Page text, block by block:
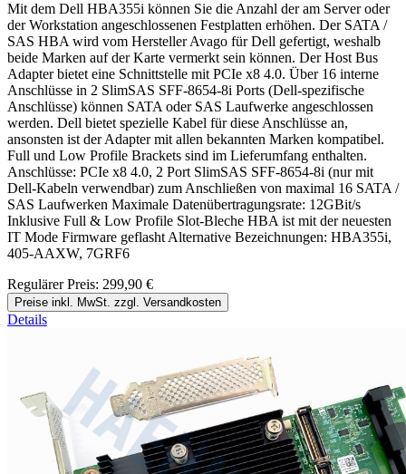
Mit dem Dell HBA355i können Sie die Anzahl der am Server oder
der Workstation angeschlossenen Festplatten erhöhen. Der SATA /
SAS HBA wird vom Hersteller Avago für Dell gefertigt, weshalb
beide Marken auf der Karte vermerkt sein können. Der Host Bus
Adapter bietet eine Schnittstelle mit PCIe x8 4.0. Über 16 interne
Anschlüsse in 2 SlimSAS SFF-8654-8i Ports (Dell-spezifische
Anschlüsse) können SATA oder SAS Laufwerke angeschlossen
werden. Dell bietet spezielle Kabel für diese Anschlüsse an,
ansonsten ist der Adapter mit allen bekannten Marken kompatibel.
Full und Low Profile Brackets sind im Lieferumfang enthalten.
Anschlüsse: PCIe x8 4.0, 2 Port SlimSAS SFF-8654-8i (nur mit
Dell-Kabeln verwendbar) zum Anschließen von maximal 16 SATA /
SAS Laufwerken Maximale Datenübertragungsrate: 12GBit/s
Inklusive Full & Low Profile Slot-Bleche HBA ist mit der neuesten
IT Mode Firmware geflasht Alternative Bezeichnungen: HBA355i,
405-AAXW, 7GRF6
Regulärer Preis: 299,90 €
Preise inkl. MwSt. zzgl. Versandkosten
Details